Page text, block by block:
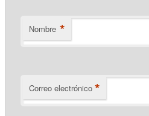
Nombre *
Correo electrónico *